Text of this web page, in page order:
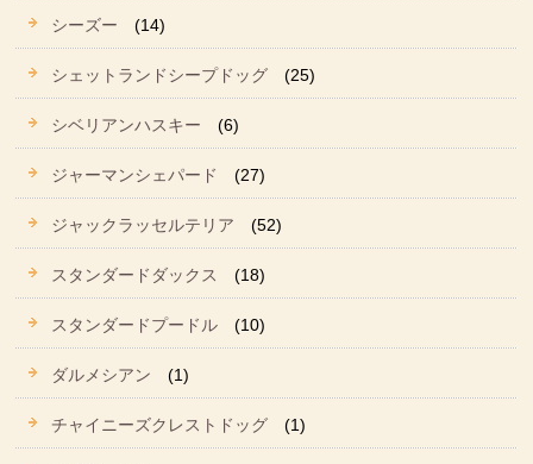
シーズー (14)
シェットランドシープドッグ (25)
シベリアンハスキー (6)
ジャーマンシェパード (27)
ジャックラッセルテリア (52)
スタンダードダックス (18)
スタンダードプードル (10)
ダルメシアン (1)
チャイニーズクレストドッグ (1)